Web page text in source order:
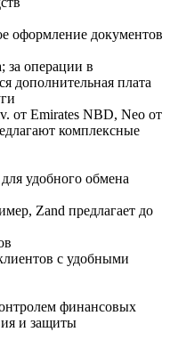
оформление документов
за операции в
дополнительная плата
от Emirates NBD, Neo от
комплексные
удобного обмена
Zand предлагает до
с удобными
финансовых
и защиты